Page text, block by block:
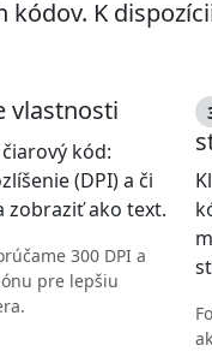
K
vlastnosti
kód:
(DPI) a či
zobraziť ako text.
300 DPI a
pre lepšiu